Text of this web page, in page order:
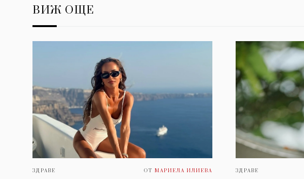
ВИЖ ОЩЕ
ЗДРАВЕ ОТМАРИЕЛА ИЛИЕВА ЗДРАВЕ